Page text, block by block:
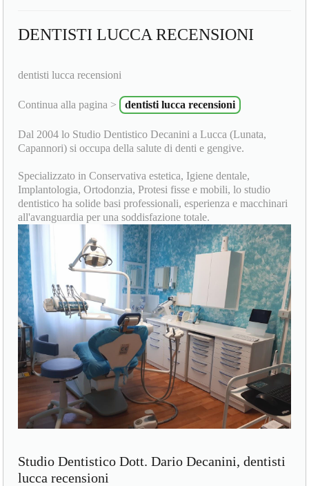
DENTISTI LUCCA RECENSIONI
dentisti lucca recensioni
Continua alla pagina > dentisti lucca recensioni
Dal 2004 lo Studio Dentistico Decanini a Lucca (Lunata,
Capannori) si occupa della salute di denti e gengive.
Specializzato in Conservativa estetica, Igiene dentale,
Implantologia, Ortodonzia, Protesi fisse e mobili, lo studio
dentistico ha solide basi professionali, esperienza e macchinari
all'avanguardia per una soddisfazione totale.
Studio Dentistico Dott. Dario Decanini, dentisti
lucca recensioni